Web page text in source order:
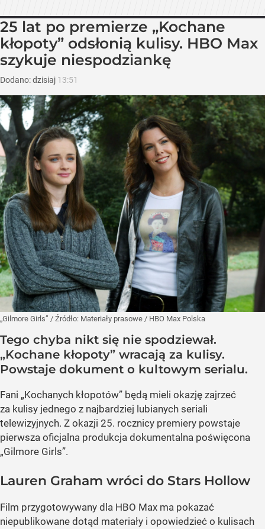
25 lat po premierze „Kochane
kłopoty” odsłonią kulisy. HBO Max
szykuje niespodziankę
Dodano:dzisiaj 13:51
„Gilmore Girls” / Źródło: Materiały prasowe / HBO Max Polska
Tego chyba nikt się nie spodziewał.
„Kochane kłopoty” wracają za kulisy.
Powstaje dokument o kultowym serialu.
Fani „Kochanych kłopotów” będą mieli okazję zajrzeć
za kulisy jednego z najbardziej lubianych seriali
telewizyjnych. Z okazji 25. rocznicy premiery powstaje
pierwsza oficjalna produkcja dokumentalna poświęcona
„Gilmore Girls”.
Lauren Graham wróci do Stars Hollow
Film przygotowywany dla HBO Max ma pokazać
niepublikowane dotąd materiały i opowiedzieć o kulisach